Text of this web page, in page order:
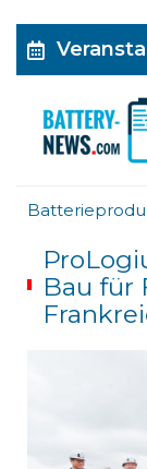
Bau für